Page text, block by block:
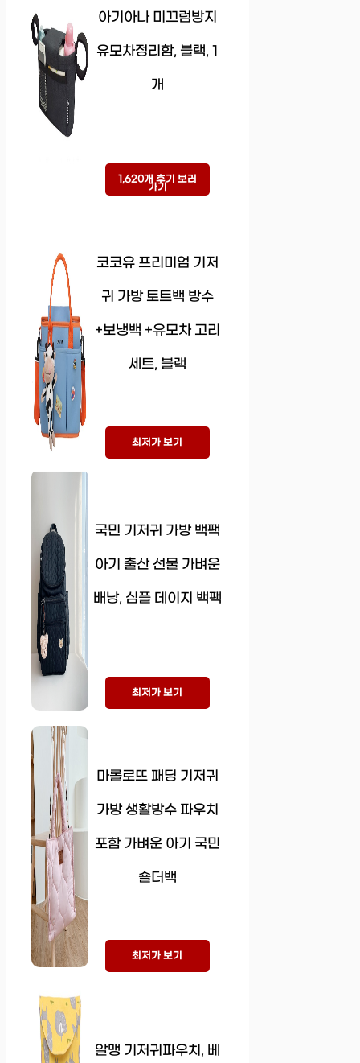
아기아나 미끄럼방지
유모차정리함, 블랙, 1
개
1,620개 후기 보러
가기
코코유 프리미엄 기저
귀 가방 토트백 방수
+보냉백 +유모차 고리
세트, 블랙
최저가 보기
국민 기저귀 가방 백팩
아기 출산 선물 가벼운
배낭, 심플 데이지 백팩
최저가 보기
마롤로뜨 패딩 기저귀
가방 생활방수 파우치
포함 가벼운 아기 국민
숄더백
최저가 보기
알맹 기저귀파우치, 베